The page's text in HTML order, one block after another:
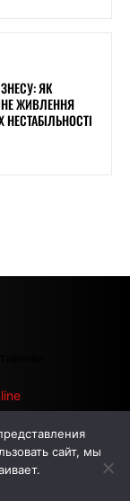
ЯК
ЖИВЛЕННЯ
НА САЙТІ
сайт, мы